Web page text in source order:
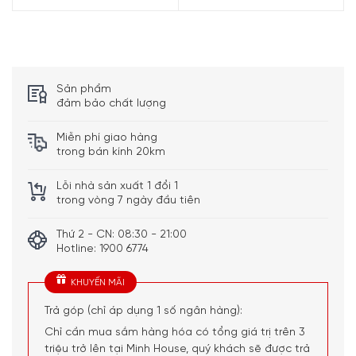
xuất rượu vang. Ngoài ra, họ liên tục làm việc để cải thiện
chất lượng rượu vang của họ. Bằng cách cùng đầu tư vào
đổi mới công nghệ vì lợi ích của những vườn nho và hệ
thống hiện đại để ép và làm rượu.
Với Màu sắc đỏ ruby, hương thơm tinh tế lẫn một chút
hương vị của dâu tây và quả mâm xôi, đã tạo nên hương
vị nửa ngọt dễ chịu của dòng rượu Vino Rosso phù hợp với
Sản phẩm
đảm bảo chất lượng
Miễn phí giao hàng
trong bán kính 20km
Lỗi nhà sản xuất 1 đổi 1
trong vòng 7 ngày đầu tiên
Thứ 2 - CN: 08:30 - 21:00
Hotline: 1900 6774
KHUYẾN MÃI
Trả góp (chỉ áp dụng 1 số ngân hàng):
Chỉ cần mua sắm hàng hóa có tổng giá trị trên 3
triệu trở lên tại Minh House, quý khách sẽ được trả